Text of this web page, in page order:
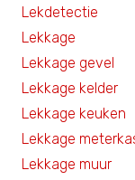
Lekdetectie
Lekkage
Lekkage gevel
Lekkage kelder
Lekkage keuken
Lekkage
Lekkage muur